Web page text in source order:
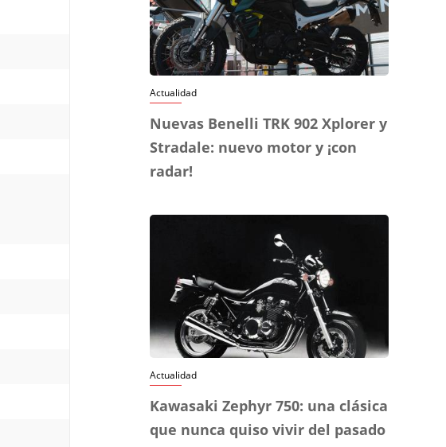
Actualidad
Nuevas Benelli TRK 902 Xplorer y
Stradale: nuevo motor y ¡con
radar!
Actualidad
Kawasaki Zephyr 750: una clásica
que nunca quiso vivir del pasado